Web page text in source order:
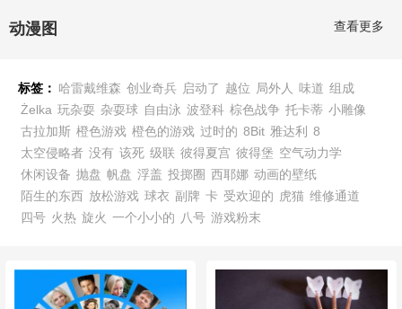
查看更多
动漫图
标签： 哈雷戴维森 创业奇兵 启动了 越位 局外人 味道 组成
Żelka 玩杂耍 杂耍球 自由泳 波登科 棕色战争 托卡蒂 小雕像
古拉加斯 橙色游戏 橙色的游戏 过时的 8Bit 雅达利
8
太空侵略者 没有 该死 级联 彼得夏宫 彼得堡 空气动力学
休闲设备 抛盘 帆盘 浮盖 投掷圈 西耶娜 动画的壁纸
陌生的东西 放松游戏 球衣 副牌 卡 受欢迎的 虎猫 维修通道
四号 火热 旋火 一个小小的 八号 游戏粉末